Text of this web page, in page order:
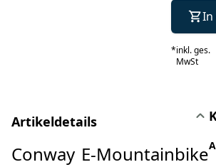
In
*inkl. ges.
MwSt
Artikeldetails
Conway E‑Mountainbike